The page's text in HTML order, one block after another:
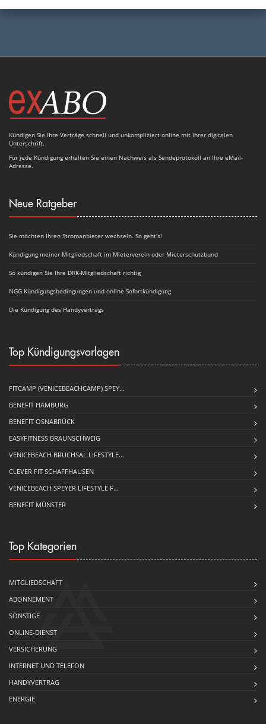
Kündigen Sie Ihre Verträge schnell und unkompliziert online mit Ihrer digitalen
Unterschrift.
Für jede Kündigung erhalten Sie einen Nachweis als Sendeprotokoll an Ihre eMail-
Adresse.
Neue Ratgeber
Sie möchten Ihren Stromanbieter wechseln. So geht's!
Kündigung meiner Mitgliedschaft im Mieterverein oder Mieterschutzbund
So kündigen Sie Ihre DRK-Mitgliedschaft richtig
NGG Kündigungsbedingungen und online Sofortkündigung
Die Kündigung des Handyvertrags
Top Kündigungsvorlagen
FITCAMP (VENICEBEACHCAMP) SPEY…
BENEFIT HAMBURG
BENEFIT OSNABRÜCK
EASYFITNESS BRAUNSCHWEIG
VENICEBEACH BRUCHSAL LIFESTYLE…
CLEVER FIT SCHAFFHAUSEN
VENICEBEACH SPEYER LIFESTYLE F…
BENEFIT MÜNSTER
Top Kategorien
MITGLIEDSCHAFT
ABONNEMENT
SONSTIGE
ONLINE-DIENST
VERSICHERUNG
INTERNET UND TELEFON
HANDYVERTRAG
ENERGIE